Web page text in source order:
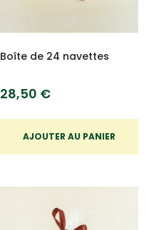
Boîte de 24 navettes
28,50 €
AJOUTER AU PANIER